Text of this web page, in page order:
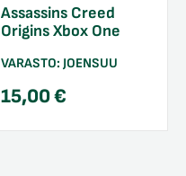
Assassins Creed
Origins Xbox One
VARASTO: JOENSUU
15,00€